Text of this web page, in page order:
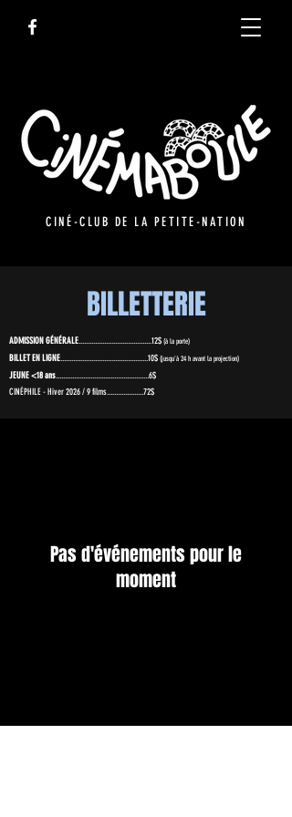
CINÉ-CLUB DE LA PETITE-NATION
BILLETTERIE
ADMISSION GÉNÉRALE........................................12$ (à la porte)
BILLET EN LIGNE................................................10$ (jusqu'à 24 h avant la projection)
JEUNE <18 ans...................................................6$
CINÉPHILE - Hiver 2026 / 9 films....................72$
Pas d'événements pour le
moment